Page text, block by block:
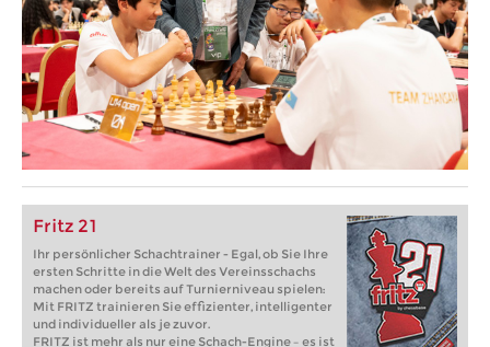
Fritz 21
Ihr persönlicher Schachtrainer - Egal, ob Sie Ihre
ersten Schritte in die Welt des Vereinsschachs
machen oder bereits auf Turnierniveau spielen:
Mit FRITZ trainieren Sie effizienter, intelligenter
und individueller als je zuvor.
FRITZ ist mehr als nur eine Schach-Engine – es ist